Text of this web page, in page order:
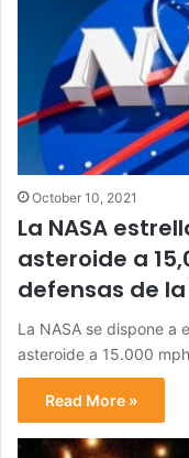
October 10, 2021
La NASA
asteroide a
defensas de
La NASA se dispone a
asteroide a 15.000
Read More »